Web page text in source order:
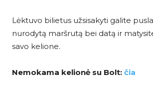
Lėktuvo bilietus užsisakyti galite
nurodytą maršrutą bei datą ir
savo kelione.
Nemokama kelionė su Bolt: čia